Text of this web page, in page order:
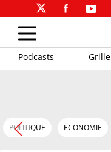
Podcasts Grille
POLITIQUE ECONOMIE